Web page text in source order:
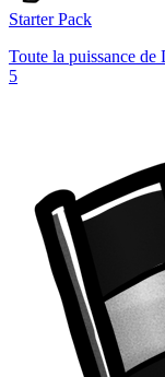
Starter Pack
Toute la puissance
5